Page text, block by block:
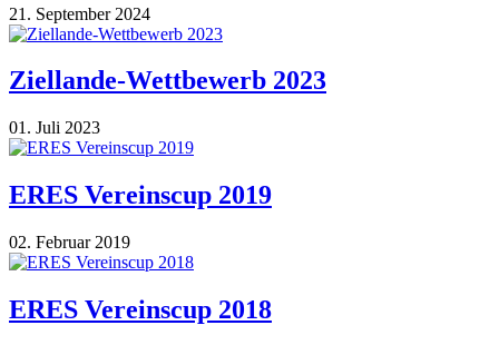
21. September 2024
Ziellande-Wettbewerb 2023
01. Juli 2023
ERES Vereinscup 2019
02. Februar 2019
ERES Vereinscup 2018